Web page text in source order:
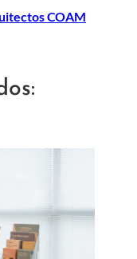
COAM